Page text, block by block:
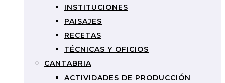
INSTITUCIONES
PAISAJES
RECETAS
TÉCNICAS Y OFICIOS
CANTABRIA
ACTIVIDADES DE PRODUCCIÓN